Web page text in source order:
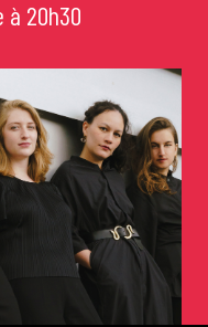
et demi
à 20h30